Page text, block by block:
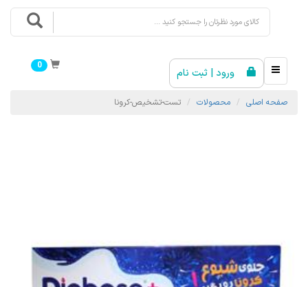
0
ورود | ثبت نام
صفحه اصلی محصولات تست-تشخیص-کرونا